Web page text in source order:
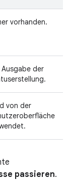
vorhanden.
Ausgabe der
von der
passieren.